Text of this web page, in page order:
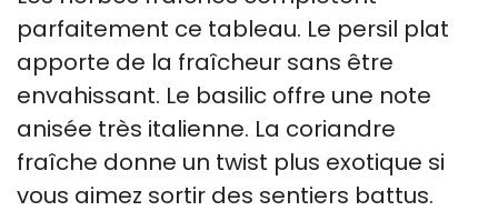
parfaitement ce tableau. Le persil plat
apporte de la fraîcheur sans être
envahissant. Le basilic offre une note
anisée très italienne. La coriandre
fraîche donne un twist plus exotique si
vous aimez sortir des sentiers battus.